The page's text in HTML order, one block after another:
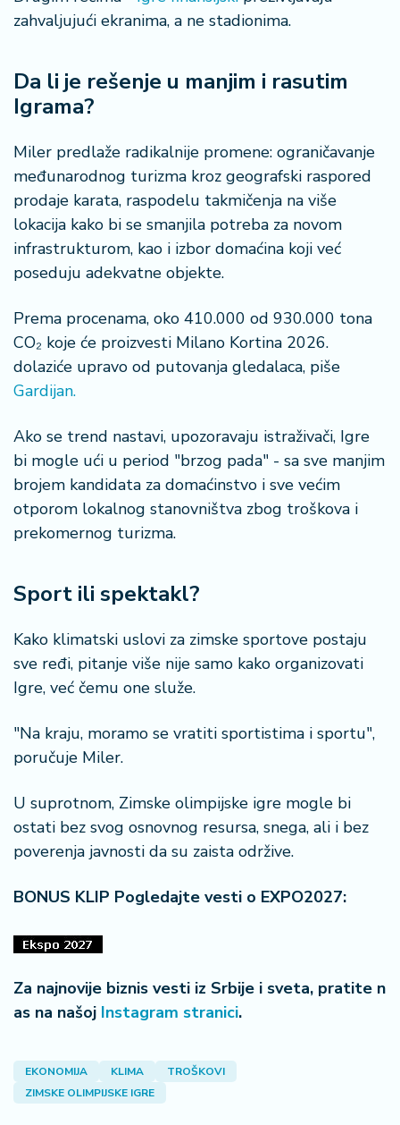
zahvaljujući ekranima, a ne stadionima.
Da li je rešenje u manjim i rasutim
Igrama?
Miler predlaže radikalnije promene: ograničavanje
međunarodnog turizma kroz geografski raspored
prodaje karata, raspodelu takmičenja na više
lokacija kako bi se smanjila potreba za novom
infrastrukturom, kao i izbor domaćina koji već
poseduju adekvatne objekte.
Prema procenama, oko 410.000 od 930.000 tona
CO₂ koje će proizvesti Milano Kortina 2026.
dolaziće upravo od putovanja gledalaca, piše
Gardijan.
Ako se trend nastavi, upozoravaju istraživači, Igre
bi mogle ući u period "brzog pada" - sa sve manjim
brojem kandidata za domaćinstvo i sve većim
otporom lokalnog stanovništva zbog troškova i
prekomernog turizma.
Sport ili spektakl?
Kako klimatski uslovi za zimske sportove postaju
sve ređi, pitanje više nije samo kako organizovati
Igre, već čemu one služe.
"Na kraju, moramo se vratiti sportistima i sportu",
poručuje Miler.
U suprotnom, Zimske olimpijske igre mogle bi
ostati bez svog osnovnog resursa, snega, ali i bez
poverenja javnosti da su zaista održive.
BONUS KLIP Pogledajte vesti o EXPO2027:
Za najnovije biznis vesti iz Srbije i sveta, pratite n
as na našoj Instagram stranici.
EKONOMIJA KLIMA
TROŠKOVI
ZIMSKE OLIMPIJSKE IGRE